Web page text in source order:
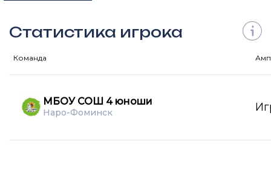
Статистика игрока
Команда
МБОУ СОШ 4 юноши
Наро-Фоминск